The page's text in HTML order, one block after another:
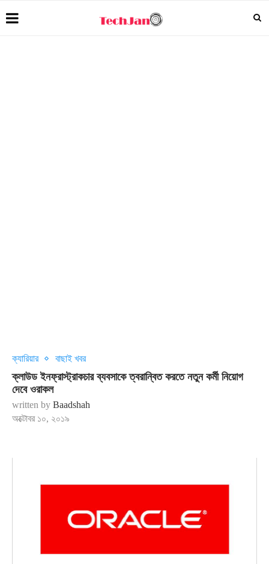
ক্যারিয়ার বাছাই খবর
ক্লাউড ইনফ্রাস্ট্রাকচার ব্যবসাকে ত্বরান্বিত করতে নতুন কর্মী নিয়োগ
দেবে ওরাকল
written by Baadshah
অক্টোবর ১০, ২০১৯